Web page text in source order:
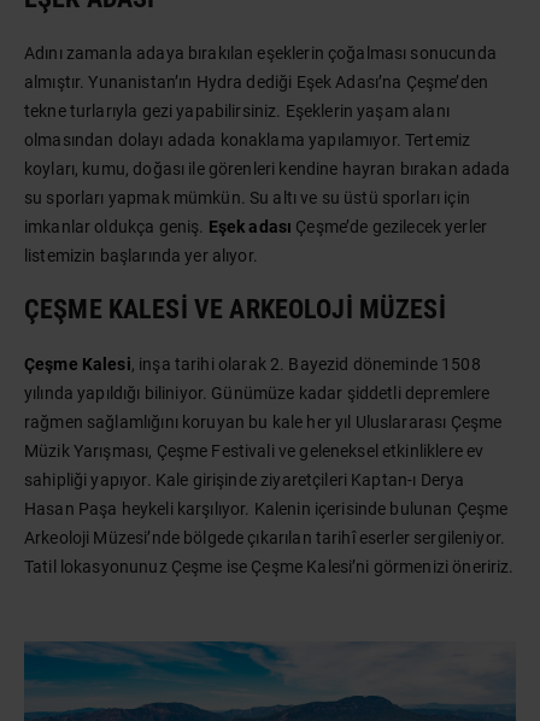
Adını zamanla adaya bırakılan eşeklerin çoğalması sonucunda
almıştır. Yunanistan’ın Hydra dediği Eşek Adası’na Çeşme’den
tekne turlarıyla gezi yapabilirsiniz. Eşeklerin yaşam alanı
olmasından dolayı adada konaklama yapılamıyor. Tertemiz
koyları, kumu, doğası ile görenleri kendine hayran bırakan adada
su sporları yapmak mümkün. Su altı ve su üstü sporları için
imkanlar oldukça geniş. Eşek adası Çeşme’de gezilecek yerler
listemizin başlarında yer alıyor.
ÇEŞME KALESI VE ARKEOLOJI MÜZESI
Çeşme Kalesi, inşa tarihi olarak 2. Bayezid döneminde 1508
yılında yapıldığı biliniyor. Günümüze kadar şiddetli depremlere
rağmen sağlamlığını koruyan bu kale her yıl Uluslararası Çeşme
Müzik Yarışması, Çeşme Festivali ve geleneksel etkinliklere ev
sahipliği yapıyor. Kale girişinde ziyaretçileri Kaptan-ı Derya
Hasan Paşa heykeli karşılıyor. Kalenin içerisinde bulunan Çeşme
Arkeoloji Müzesi’nde bölgede çıkarılan tarihî eserler sergileniyor.
Tatil lokasyonunuz Çeşme ise Çeşme Kalesi’ni görmenizi öneririz.